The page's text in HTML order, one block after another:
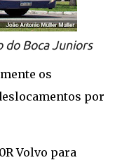
do Boca Juniors
os
por
Volvo para